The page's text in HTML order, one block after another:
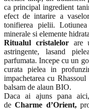
ca principal ingredient
efect de intarire a
tonifierea pielii.
minerale si elemente
Ritualul cristalelorare
astringente, lasand
parfumata. Incepe cu un
curata pielea in
impachetarea cu
balsam de alaun BIO.
Daca ai ajuns pana
deCharme d’Orient,